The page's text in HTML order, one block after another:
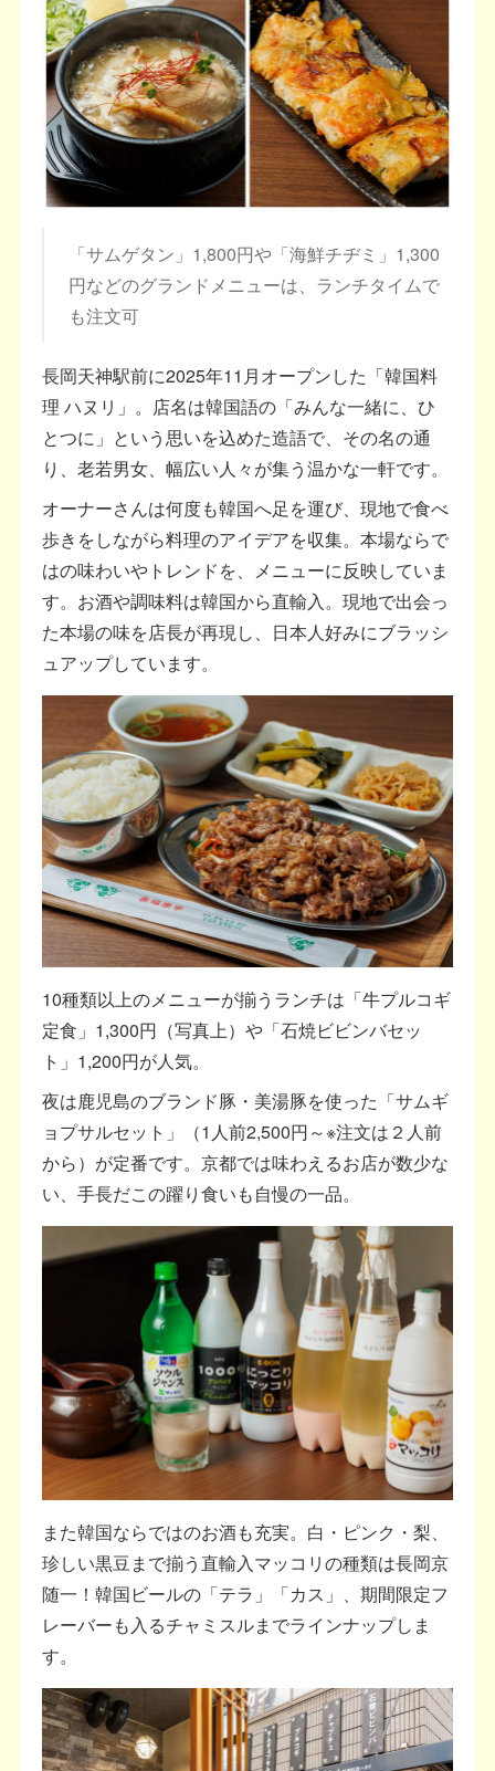
「サムゲタン」1,800円や「海鮮チヂミ」1,300
円などのグランドメニューは、ランチタイムで
も注文可
長岡天神駅前に2025年11月オープンした「韓国料
理 ハヌリ」。店名は韓国語の「みんな一緒に、ひ
とつに」という思いを込めた造語で、その名の通
り、老若男女、幅広い人々が集う温かな一軒です。
オーナーさんは何度も韓国へ足を運び、現地で食べ
歩きをしながら料理のアイデアを収集。本場ならで
はの味わいやトレンドを、メニューに反映していま
す。お酒や調味料は韓国から直輸入。現地で出会っ
た本場の味を店長が再現し、日本人好みにブラッシ
ュアップしています。
10種類以上のメニューが揃うランチは「牛プルコギ
定食」1,300円（写真上）や「石焼ビビンバセッ
ト」1,200円が人気。
夜は鹿児島のブランド豚・美湯豚を使った「サムギ
ョプサルセット」（1人前2,500円～※注文は２人前
から）が定番です。京都では味わえるお店が数少な
い、手長だこの躍り食いも自慢の一品。
また韓国ならではのお酒も充実。白・ピンク・梨、
珍しい黒豆まで揃う直輸入マッコリの種類は長岡京
随一！韓国ビールの「テラ」「カス」、期間限定フ
レーバーも入るチャミスルまでラインナップしま
す。